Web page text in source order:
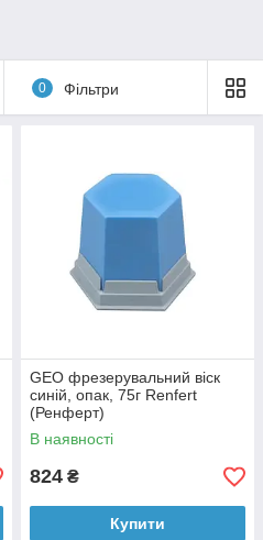
0 Фільтри
GEO фрезерувальний віск
синій, опак, 75г Renfert
(Ренферт)
В наявності
824 ₴
Купити